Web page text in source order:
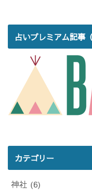
占いプレミアム記事
カテゴリー
神社 (6)